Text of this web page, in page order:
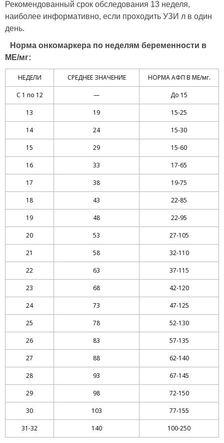
Рекомендованный срок обследования 13 неделя,
наиболее информативно, если проходить УЗИ л в один
день.
Норма онкомаркера по неделям беременности в
МЕ/мг:
НЕДЕЛИ СРЕДНЕЕ ЗНАЧЕНИЕ НОРМА АФП В МЕ/мг.
С 1 по 12 — До 15
13 19 15-25
14 24 15-30
15 29 15-60
16 33 17-65
17 38 19-75
18 43 22-85
19 48 22-95
20 53 27-105
21 58 32-110
22 63 37-115
23 68 42-120
24 73 47-125
25 78 52-130
26 83 57-135
27 88 62-140
28 93 67-145
29 98 72-150
30 103 77-155
31-32 140 100-250